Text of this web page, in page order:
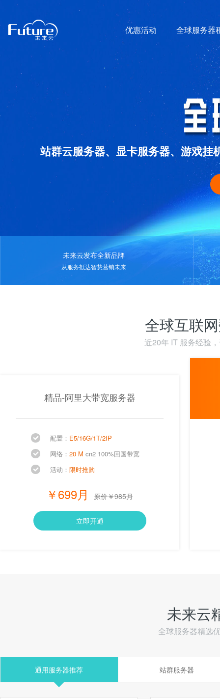
优惠活动 全球服务器
站群云服务器、显卡服务器、游戏
未来云发布全新品牌
从服务抵达智慧营销未来
全球互联
近20年 IT 服务经验
精品-阿里大带宽服务器
配置： E5/16G/1T/2IP
网络： 20 M cn2 100%回国带宽
活动： 限时抢购
￥699月 原价￥985月
立即开通
未来云
全球服务器精选
通用服务器推荐 站群服务器